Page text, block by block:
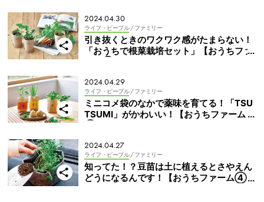
2024.04.30
ライフ・ピープル / ファミリー
引き抜くときのワクワク感がたまらない！
「おうちで根菜栽培セット」【おうちファ
2024.04.29
ライフ・ピープル / ファミリー
ミニコメ袋のなかで薬味を育てる！「TSU
TSUMI」がかわいい！【おうちファーム
2024.04.27
ライフ・ピープル / ファミリー
知ってた！？豆苗は土に植えるとさやえん
どうになるんです！【おうちファーム④】